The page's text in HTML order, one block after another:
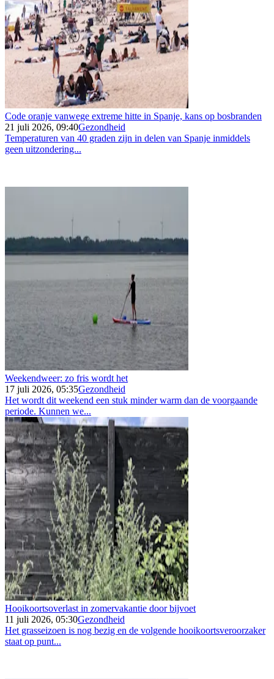
Code oranje vanwege extreme hitte in Spanje, kans op bosbranden
21 juli 2026, 09:40Gezondheid
Temperaturen van 40 graden zijn in delen van Spanje inmiddels
geen uitzondering...
Weekendweer: zo fris wordt het
17 juli 2026, 05:35Gezondheid
Het wordt dit weekend een stuk minder warm dan de voorgaande
periode. Kunnen we...
Hooikoortsoverlast in zomervakantie door bijvoet
11 juli 2026, 05:30Gezondheid
Het grasseizoen is nog bezig en de volgende hooikoortsveroorzaker
staat op punt...